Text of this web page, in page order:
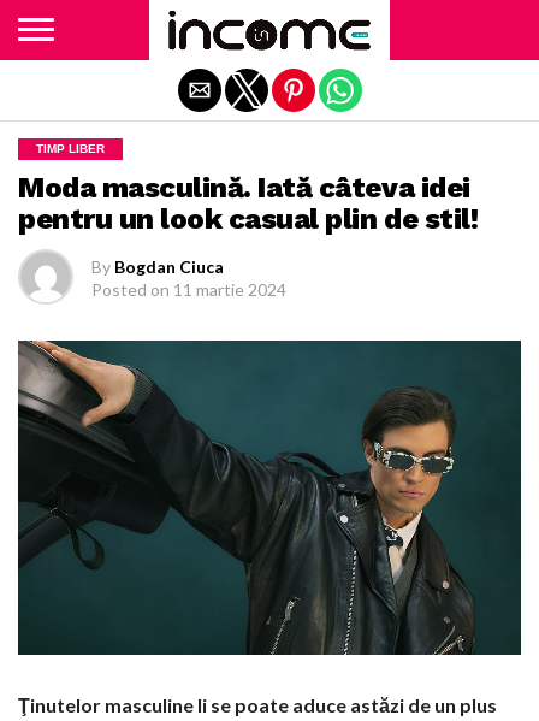
TIMP LIBER
Moda masculină. Iată câteva idei
pentru un look casual plin de stil!
By Bogdan Ciuca
Posted on 11 martie 2024
Ţinutelor masculine li se poate aduce astăzi de un plus
Exit mobile version